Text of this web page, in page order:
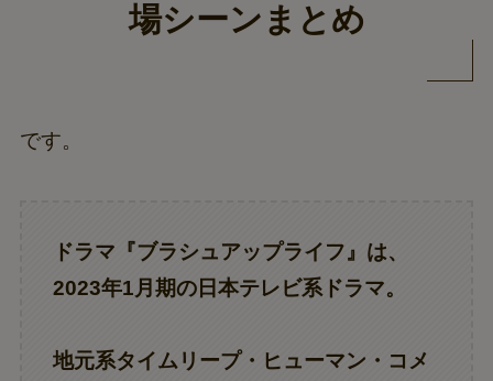
場シーンまとめ
です。
ドラマ『ブラシュアップライフ』は、
2023年1月期の日本テレビ系ドラマ。
地元系タイムリープ・ヒューマン・コメ